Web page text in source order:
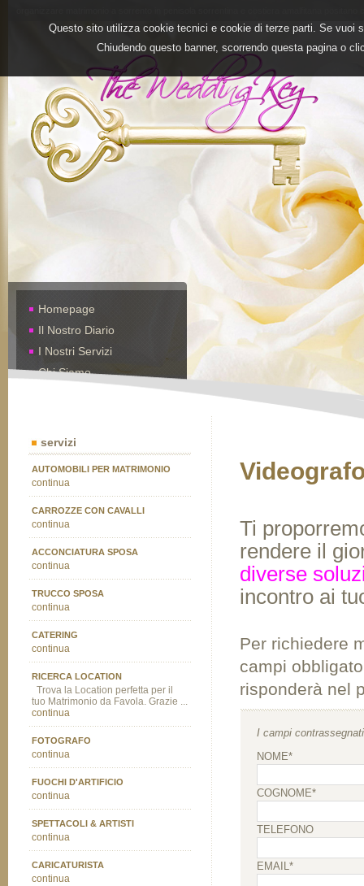
Questo sito utilizza cookie tecnici e cookie di terze parti. Se vuoi
Chiudendo questo banner, scorrendo questa pagina o
Homepage
Il Nostro Diario
I Nostri Servizi
Chi Siamo
Ti
rendere il
diverse
incontro ai
Per richiedere
campi
risponderà nel
I campi
NOME*
COGNOME*
TELEFONO
EMAIL*
servizi
AUTOMOBILI PER MATRIMONIO
continua
CARROZZE CON CAVALLI
continua
ACCONCIATURA SPOSA
continua
TRUCCO SPOSA
continua
CATERING
continua
RICERCA LOCATION
Trova la Location perfetta per il
tuo Matrimonio da Favola. Grazie ...
continua
FOTOGRAFO
continua
FUOCHI D'ARTIFICIO
continua
SPETTACOLI & ARTISTI
continua
CARICATURISTA
continua